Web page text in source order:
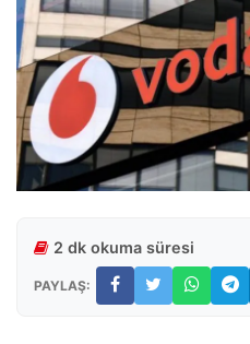
2 dk okuma süresi
PAYLAŞ: